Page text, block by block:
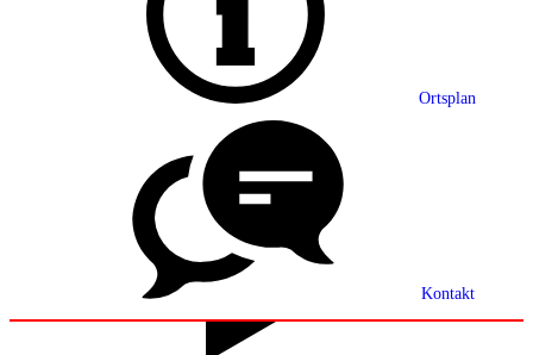
Ortsplan
Kontakt
Grußwort
Ortsplan
Partnerschaft
Statistik
Mitteilungsblatt